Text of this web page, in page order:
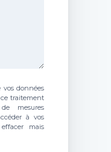
vos données
traitement
mesures
à vos
mais